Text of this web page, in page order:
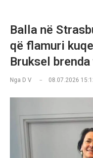
Balla në
që flamuri
Bruksel
Nga D V 08.07.2026